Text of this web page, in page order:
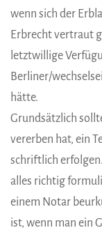
wenn sich der
Erbrecht vertraut
letztwillige
Berliner/
hätte.
Grundsätzlich
vererben hat, ein
schriftlich
alles richtig
einem Notar
ist, wenn man ein